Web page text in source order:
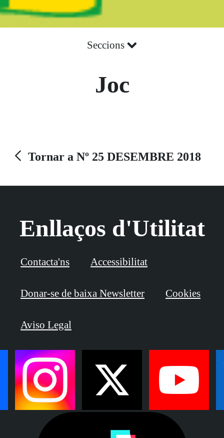
Seccions
Joc
Tornar a Nº 25 DESEMBRE 2018
Enllaços d'Utilitat
Contacta'ns Accessibilitat
Donar-se de baixa Newsletter Cookies
Aviso Legal